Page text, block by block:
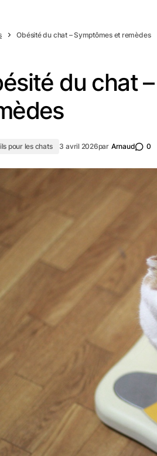
Obésité du chat – Symptômes et remèdes
du chat
pour les chats 3 avril 2026par Arnaud 0